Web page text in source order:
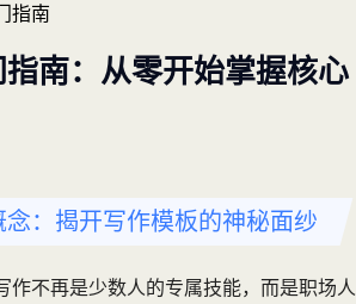
指南
南：从零开始掌握核心
念：揭开写作模板的神秘面纱
作不再是少数人的专属技能，而是职场人